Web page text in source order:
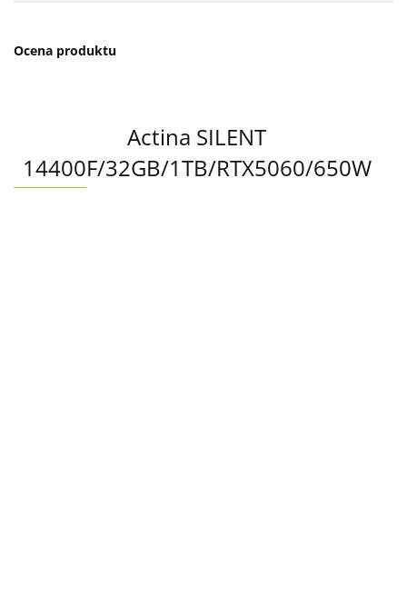
Ocena produktu
Actina SILENT
14400F/32GB/1TB/RTX5060/650W